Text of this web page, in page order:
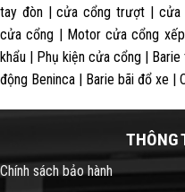
tay đòn | cửa cổng trượt | cửa
cửa cổng | Motor cửa cổng
khẩu | Phụ kiện cửa cổng |
động Beninca | Barie bãi đổ xe |
THÔNG
Chính sách bảo hành